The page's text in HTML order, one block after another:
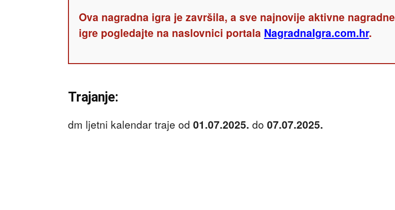
Ova nagradna igra je završila, a sve najnovije aktivne nagradne
igre pogledajte na naslovnici portala NagradnaIgra.com.hr.
Trajanje:
dm ljetni kalendar traje od 01.07.2025. do 07.07.2025.